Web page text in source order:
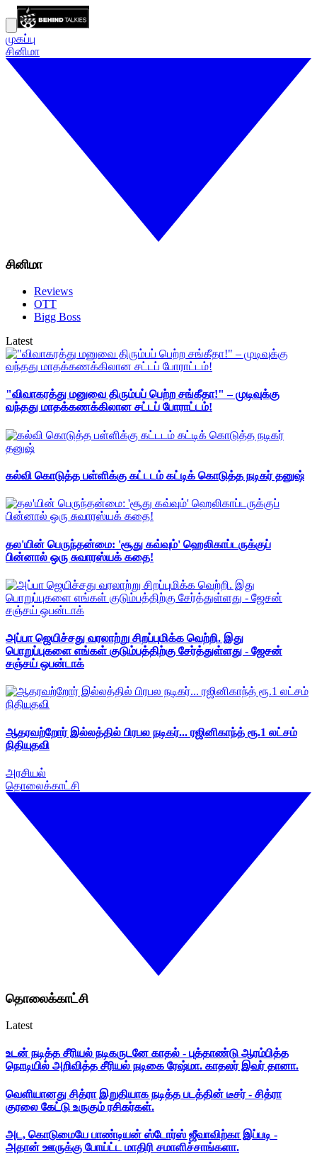
முகப்பு
சினிமா
சினிமா
Reviews
OTT
Bigg Boss
Latest
"விவாகரத்து மனுவை திரும்பப் பெற்ற சங்கீதா!" – முடிவுக்கு
வந்தது மாதக்கணக்கிலான சட்டப் போராட்டம்!
கல்வி கொடுத்த பள்ளிக்கு கட்டடம் கட்டிக் கொடுத்த நடிகர் தனுஷ்
தல'யின் பெருந்தன்மை: 'சூது கவ்வும்' ஹெலிகாப்டருக்குப்
பின்னால் ஒரு சுவாரஸ்யக் கதை!
அப்பா ஜெயிச்சது வரலாற்று சிறப்புமிக்க வெற்றி. இது
பொறுப்புகளை எங்கள் குடும்பத்திற்கு சேர்த்துள்ளது - ஜேசன்
சஞ்சய் ஒபன்டாக்
ஆதரவற்றோர் இல்லத்தில் பிரபல நடிகர்... ரஜினிகாந்த் ரூ.1 லட்சம்
நிதியுதவி
அரசியல்
தொலைக்காட்சி
தொலைக்காட்சி
Latest
உடன் நடித்த சீரியல் நடிகருடனே காதல் - புத்தாண்டு ஆரம்பித்த
நொடியில் அறிவித்த சீரியல் நடிகை ரேஷ்மா. காதலர் இவர் தானா.
வெளியானது சித்ரா இறுதியாக நடித்த படத்தின் டீசர் - சித்ரா
குரலை கேட்டு உருகும் ரசிகர்கள்.
அட, கொடுமையே பாண்டியன் ஸ்டோர்ஸ் ஜீவாவிற்கா இப்படி -
அதான் ஊருக்கு போய்ட்ட மாதிரி சமாளிச்சாங்களா.